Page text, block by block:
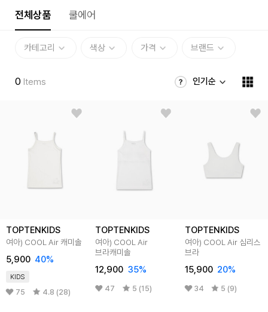
전체상품 쿨에어
카테고리 색상 가격 브랜드
0 Items 인기순
TOPTENKIDS
여아) COOL Air 캐미솔
5,900 40%
KIDS
75 4.8 (28)
TOPTENKIDS
여아) COOL Air
브라캐미솔
12,900 35%
47 5 (15)
TOPTENKIDS
여아) COOL Air 심리스
브라
15,900 20%
34 5 (9)